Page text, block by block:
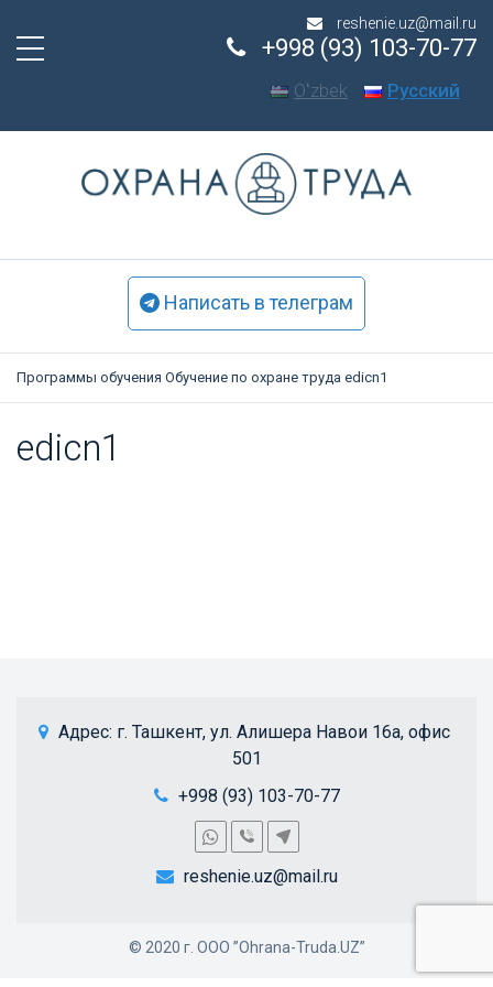
reshenie.uz@mail.ru
Oʻzbek Русский
+998 (93) 103-70-77
Написать в телеграм
Программы обучения Обучение по охране труда edicn1
edicn1
© 2020 г. ООО ”Ohrana-Truda.UZ”
Адрес: г. Ташкент, ул. Алишера Навои 16а, офис
501
+998 (93) 103-70-77
reshenie.uz@mail.ru